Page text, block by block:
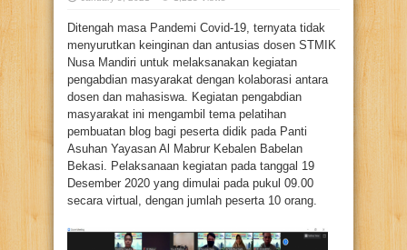
Ditengah masa Pandemi Covid-19, ternyata tidak
menyurutkan keinginan dan antusias dosen STMIK
Nusa Mandiri untuk melaksanakan kegiatan
pengabdian masyarakat dengan kolaborasi antara
dosen dan mahasiswa. Kegiatan pengabdian
masyarakat ini mengambil tema pelatihan
pembuatan blog bagi peserta didik pada Panti
Asuhan Yayasan Al Mabrur Kebalen Babelan
Bekasi. Pelaksanaan kegiatan pada tanggal 19
Desember 2020 yang dimulai pada pukul 09.00
secara virtual, dengan jumlah peserta 10 orang.